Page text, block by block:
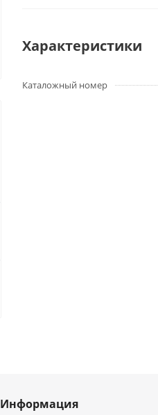
Характеристики
Каталожный номер
Информация